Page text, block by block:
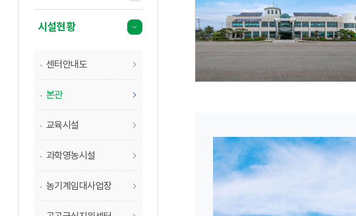
시설현황
센터안내도
본관
교육시설
과학영농시설
농기계임대사업장